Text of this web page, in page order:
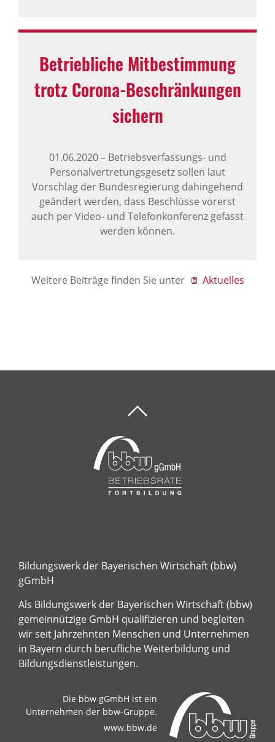
Betrieb­liche Mitbe­stim­mung
trotz Corona-Beschrän­kungen
sichern
01.06.2020–Betriebsverfassungs- und
Personalvertretungsgesetz sollen laut
Vorschlag der Bundesregierung dahingehend
geändert werden, dass Beschlüsse vorerst
auch per Video- und Telefonkonferenz gefasst
werden können.
Weitere Beiträge finden Sie unter Aktuelles
Bildungswerk der Bayerischen Wirtschaft (bbw)
gGmbH
Als Bildungswerk der Bayerischen Wirtschaft (bbw)
gemeinnützige GmbH qualifizieren und begleiten
wir seit Jahrzehnten Menschen und Unternehmen
in Bayern durch berufliche Weiterbildung und
Bildungsdienstleistungen.
Die bbw gGmbH ist ein
Unternehmen der bbw-Gruppe.
www.bbw.de